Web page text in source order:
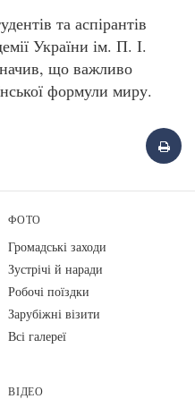
та аспірантів
України ім. П. І.
що важливо
формули миру.
ФОТО
Громадські заходи
Зустрічі й наради
Робочі поїздки
Зарубіжні візити
Всі галереї
ВІДЕО